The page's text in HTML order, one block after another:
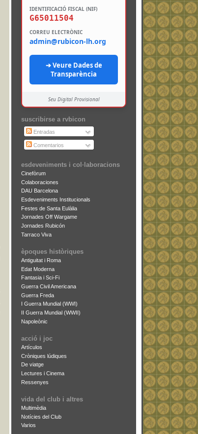
IDENTIFICACIÓ FISCAL (NIF)
G65011504
CORREU ELECTRÒNIC
admin@rubicon-lh.org
➔ Veure Dades de
Transparència
Seu Digital Provisional
suscribirse a rvbicon
Entradas
Comentarios
esdeveniments i col·laboracions
Cinefòrum
Colaboraciones
DAU Barcelona
Esdeveniments Institucionals
Festes de Santa Eulàlia
Jornades Off Wargame
Jornades Rubicón
Tarraco Viva
èpoques històriques
Antiguitat i Roma
Edat Moderna
Fantasia i Sci-Fi
Guerra Civil Americana
Guerra Freda
I Guerra Mundial (WWI)
II Guerra Mundial (WWII)
Napoleònic
acció i joc
Artículos
Cròniques lúdiques
De viatge
Lectures i Cinema
Ressenyes
vida del club i altres
Multimèdia
Notícies del Club
Varios